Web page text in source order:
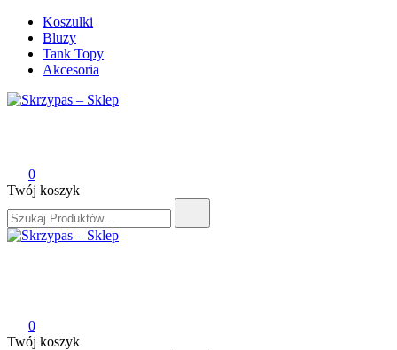
Przejdź
treści
Koszulki
Bluzy
Tank Topy
Akcesoria
0
Twój koszyk
0
Twój koszyk